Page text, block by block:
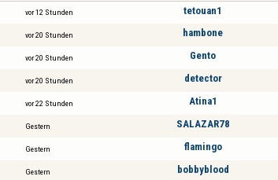
vor 12 Stunden tetouan1
vor 20 Stunden hambone
vor 20 Stunden Gento
vor 20 Stunden detector
vor 22 Stunden Atina1
Gestern SALAZAR78
Gestern flamingo
Gestern bobbyblood